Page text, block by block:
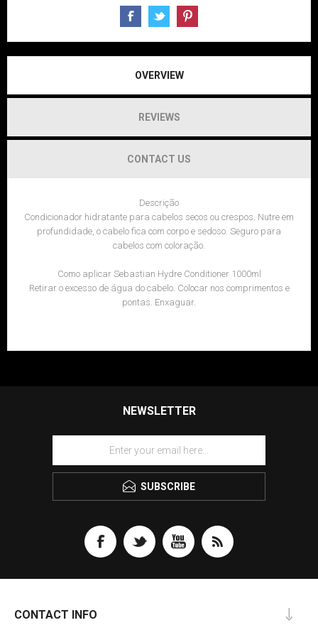
OVERVIEW
REVIEWS
CONTACT US
Descrição
Condicionador hidratante para cabelos secos ou crespos. Nutre em
profundidade, o cabelo fica com corpo e sedoso. Seguro para
cabelos com coloração.
Como aplicar Sebastian Hydre Conditioner 1000ml
Retirar o excesso de água do cabelo. Colocar nos comprimentos e
pontas. Enxaguar.
NEWSLETTER
SUBSCRIBE
CONTACT INFO